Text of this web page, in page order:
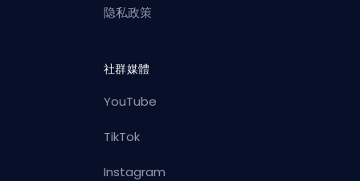
隐私政策
社群媒體
YouTube
TikTok
Instagram